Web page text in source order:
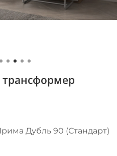
Дубль 90 (Стандарт)